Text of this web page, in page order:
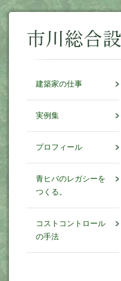
建築家の仕事
実例集
プロフィール
青ヒバのレガシーを
つくる。
コストコントロール
の手法